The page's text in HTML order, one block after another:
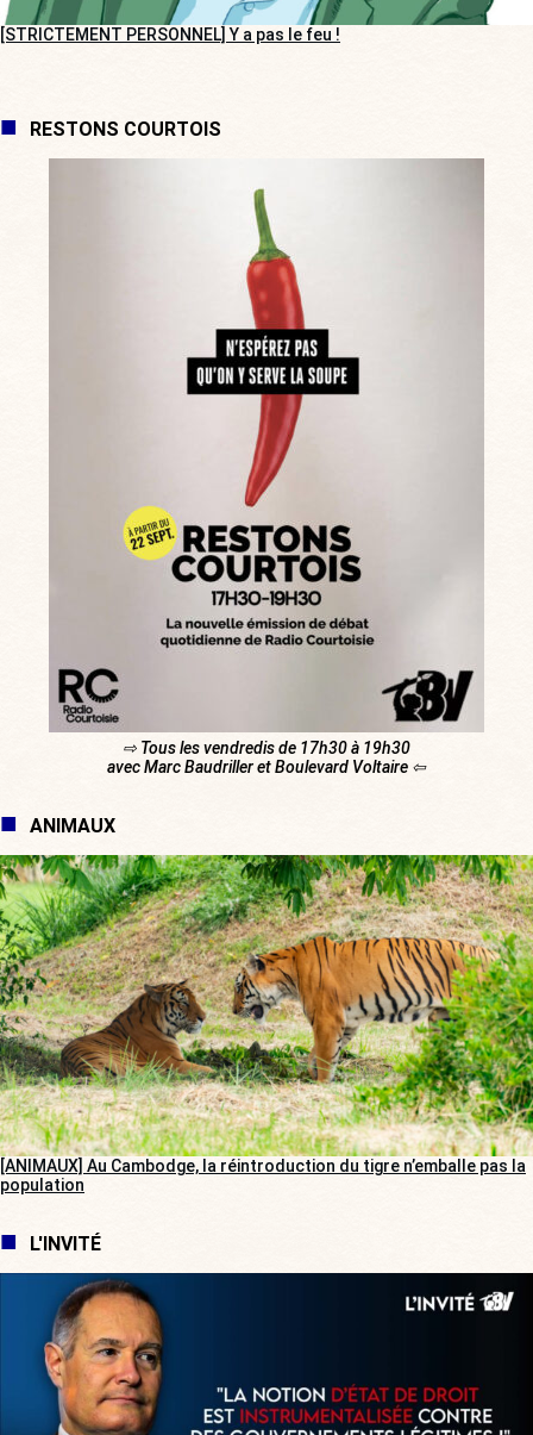
[STRICTEMENT PERSONNEL] Y a pas le feu !
RESTONS COURTOIS
⇨ Tous les vendredis de 17h30 à 19h30
avec Marc Baudriller et Boulevard Voltaire ⇦
ANIMAUX
[ANIMAUX] Au Cambodge, la réintroduction du tigre n’emballe pas la
population
L'INVITÉ